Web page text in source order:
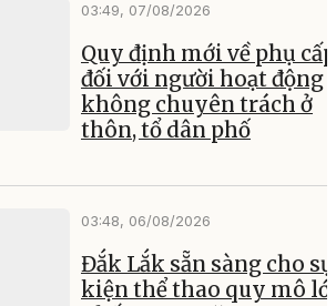
03:49, 07/08/2026
Quy định mới về phụ cấp
đối với người hoạt động
không chuyên trách ở
thôn, tổ dân phố
03:48, 06/08/2026
Đắk Lắk sẵn sàng cho sự
kiện thể thao quy mô